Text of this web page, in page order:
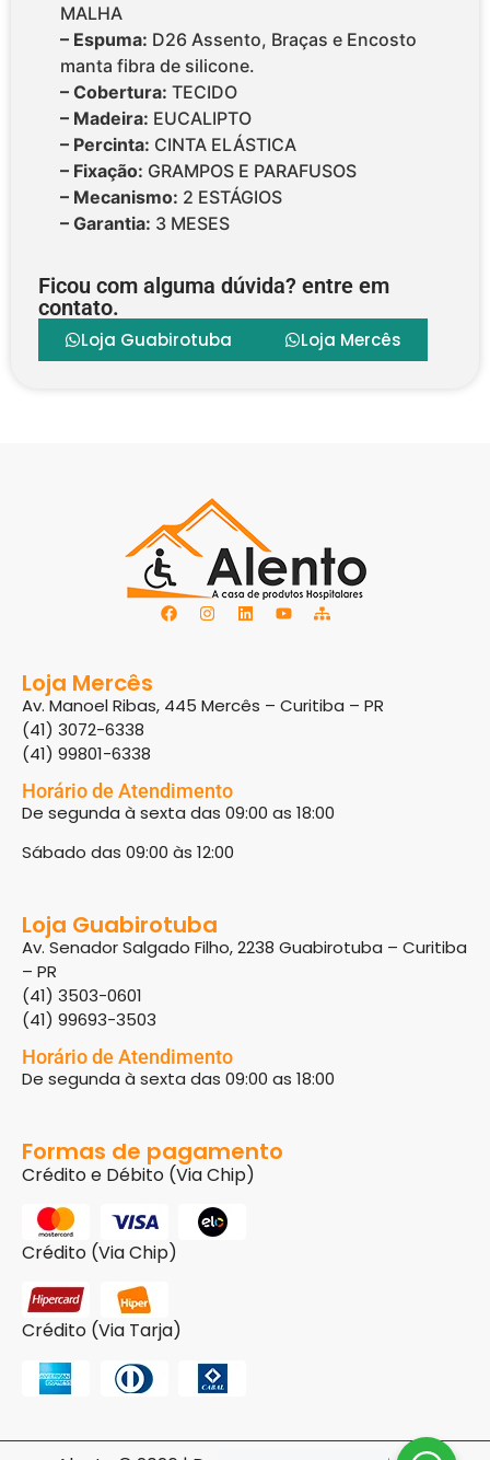
MALHA
– Espuma: D26 Assento, Braças e Encosto
manta fibra de silicone.
– Cobertura: TECIDO
– Madeira: EUCALIPTO
– Percinta: CINTA ELÁSTICA
– Fixação: GRAMPOS E PARAFUSOS
– Mecanismo: 2 ESTÁGIOS
– Garantia: 3 MESES
Ficou com alguma dúvida? entre em
contato.
Loja Guabirotuba Loja Mercês
Loja Mercês
Av. Manoel Ribas, 445 Mercês – Curitiba – PR
(41) 3072-6338
(41) 99801-6338
Horário de Atendimento
De segunda à sexta das 09:00 as 18:00
Sábado das 09:00 às 12:00
Loja Guabirotuba
Av. Senador Salgado Filho, 2238 Guabirotuba – Curitiba
– PR
(41) 3503-0601
(41) 99693-3503
Horário de Atendimento
De segunda à sexta das 09:00 as 18:00
Formas de pagamento
Crédito e Débito (Via Chip)
Crédito (Via Chip)
Crédito (Via Tarja)